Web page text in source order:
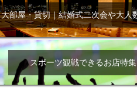
大部屋・貸切｜結婚式二次会や大人
スポーツ観戦できるお店特集